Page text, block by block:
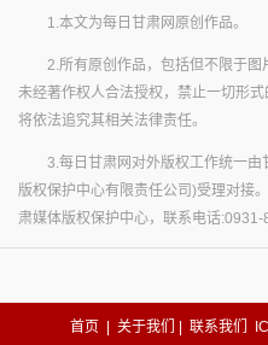
1.本文为每日甘肃网原创作品。
2.所有原创作品，包括但不限于图
未经著作权人合法授权，禁止一切形
将依法追究其相关法律责任。
3.每日甘肃网对外版权工作统一
版权保护中心有限责任公司)受理对接
肃媒体版权保护中心，联系电话:0931-
首页 关于我们 联系我们